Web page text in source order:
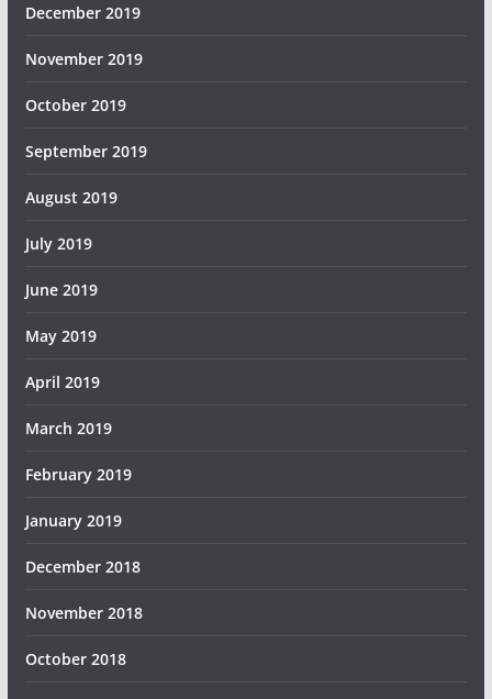
December 2019
November 2019
October 2019
September 2019
August 2019
July 2019
June 2019
May 2019
April 2019
March 2019
February 2019
January 2019
December 2018
November 2018
October 2018